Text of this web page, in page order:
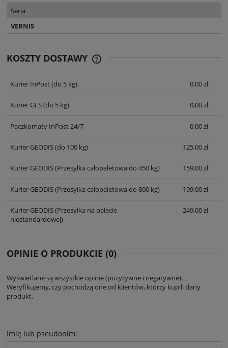
Seria
VERNIS
KOSZTY DOSTAWY
Kurier InPost(do 5 kg) 0,00 zł
Kurier GLS(do 5 kg) 0,00 zł
Paczkomaty InPost 24/7 0,00 zł
Kurier GEODIS(do 100 kg) 125,00 zł
Kurier GEODIS(Przesyłka całopaletowa do 450 kg) 159,00 zł
Kurier GEODIS(Przesyłka całopaletowa do 800 kg) 199,00 zł
Kurier GEODIS(Przesyłka na palecie
niestandardowej)
249,00 zł
OPINIE O PRODUKCIE (0)
Wyświetlane są wszystkie opinie (pozytywne i negatywne).
Weryfikujemy, czy pochodzą one od klientów, którzy kupili dany
produkt.
Imię lub pseudonim: